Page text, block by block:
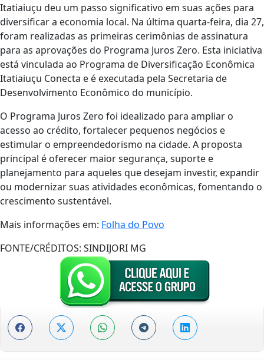
Itatiaiuçu deu um passo significativo em suas ações para
diversificar a economia local. Na última quarta-feira, dia 27,
foram realizadas as primeiras cerimônias de assinatura
para as aprovações do Programa Juros Zero. Esta iniciativa
está vinculada ao Programa de Diversificação Econômica
Itatiaiuçu Conecta e é executada pela Secretaria de
Desenvolvimento Econômico do município.
O Programa Juros Zero foi idealizado para ampliar o
acesso ao crédito, fortalecer pequenos negócios e
estimular o empreendedorismo na cidade. A proposta
principal é oferecer maior segurança, suporte e
planejamento para aqueles que desejam investir, expandir
ou modernizar suas atividades econômicas, fomentando o
crescimento sustentável.
Mais informações em: Folha do Povo
FONTE/CRÉDITOS: SINDIJORI MG